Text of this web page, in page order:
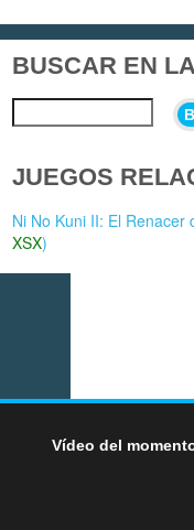
BUSCAR EN
JUEGOS
Ni No Kuni II: El Renacer
XSX)
Vídeo del